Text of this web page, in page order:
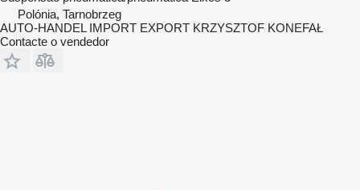
Polónia, Tarnobrzeg
AUTO-HANDEL IMPORT EXPORT KRZYSZTOF KONEFAŁ
Contacte o vendedor